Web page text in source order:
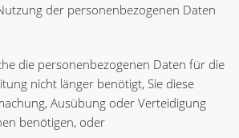
der personenbezogenen Daten
die personenbezogenen Daten für die
nicht länger benötigt, Sie diese
Ausübung oder Verteidigung
benötigen, oder